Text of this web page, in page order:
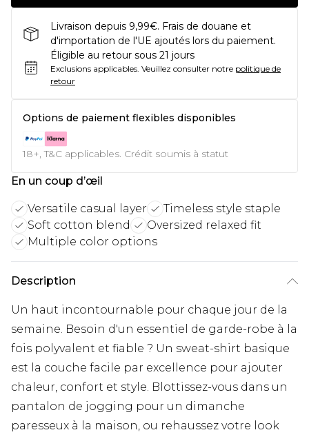
Livraison depuis 9,99€. Frais de douane et
d'importation de l'UE ajoutés lors du paiement.
Éligible au retour sous 21 jours
Exclusions applicables. Veuillez consulter notre politique de
retour
Options de paiement flexibles disponibles
18+, T&C applicables. Crédit soumis à statut
En un coup d’œil
Versatile casual layer
Timeless style staple
Soft cotton blend
Oversized relaxed fit
Multiple color options
Description
Un haut incontournable pour chaque jour de la
semaine. Besoin d'un essentiel de garde-robe à la
fois polyvalent et fiable ? Un sweat-shirt basique
est la couche facile par excellence pour ajouter
chaleur, confort et style. Blottissez-vous dans un
pantalon de jogging pour un dimanche
paresseux à la maison, ou rehaussez votre look